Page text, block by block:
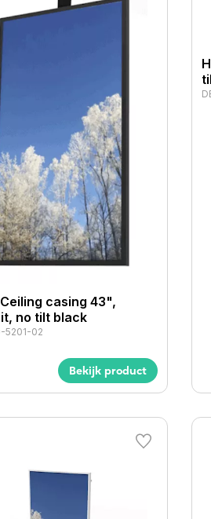
casing 43",
no tilt black
5201-02
Bekijk product